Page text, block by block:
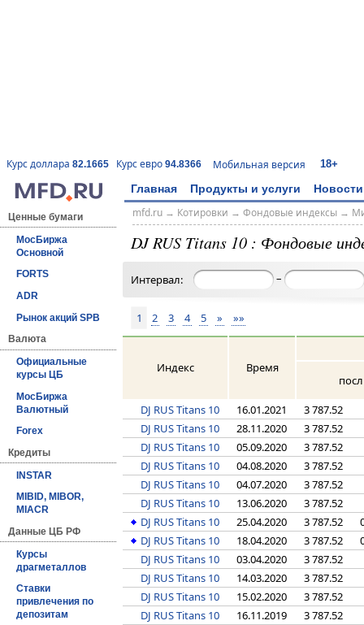
Курс доллара 82.1665 Курс евро 94.8366 Мобильная версия 18+
Главная Продукты и услуги Новости
Ценные бумаги
МосБиржа
Основной
FORTS
ADR
Рынок акций SPB
Валюта
Официальные
курсы ЦБ
МосБиржа
Валютный
Forex
Кредиты
INSTAR
MIBID, MIBOR,
MIACR
Данные ЦБ РФ
Курсы
драгметаллов
Ставки
привлечения по
депозитам
mfd.ru→ Котировки → Фондовые индексы→
DJ RUS Titans 10 : Фондовые
Интервал: –
1 2 3 4 5 » »»
Индекс
Время
посл
DJ RUS Titans 10
16.01.2021
3 787.52
DJ RUS Titans 10
28.11.2020
3 787.52
DJ RUS Titans 10
05.09.2020
3 787.52
DJ RUS Titans 10
04.08.2020
3 787.52
DJ RUS Titans 10
04.07.2020
3 787.52
DJ RUS Titans 10
13.06.2020
3 787.52
DJ RUS Titans 10
25.04.2020 3 787.52
DJ RUS Titans 10
18.04.2020 3 787.52
DJ RUS Titans 10
03.04.2020
3 787.52
DJ RUS Titans 10
14.03.2020
3 787.52
DJ RUS Titans 10
15.02.2020
3 787.52
DJ RUS Titans 10
16.11.2019
3 787.52